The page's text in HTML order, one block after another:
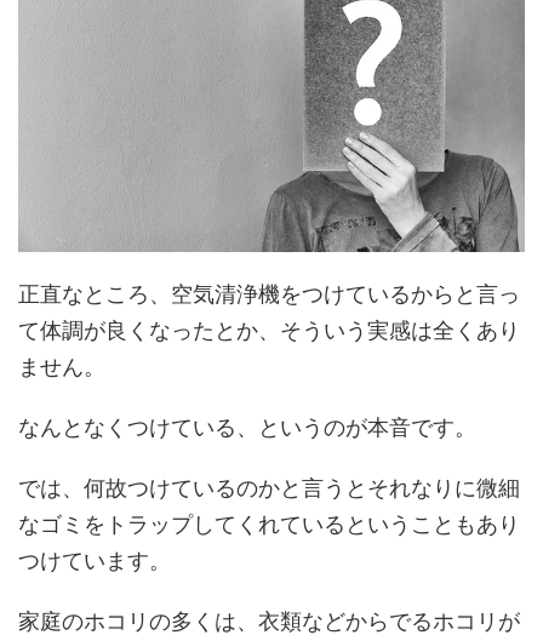
正直なところ、空気清浄機をつけているからと言っ
て体調が良くなったとか、そういう実感は全くあり
ません。
なんとなくつけている、というのが本音です。
では、何故つけているのかと言うとそれなりに微細
なゴミをトラップしてくれているということもあり
つけています。
家庭のホコリの多くは、衣類などからでるホコリが